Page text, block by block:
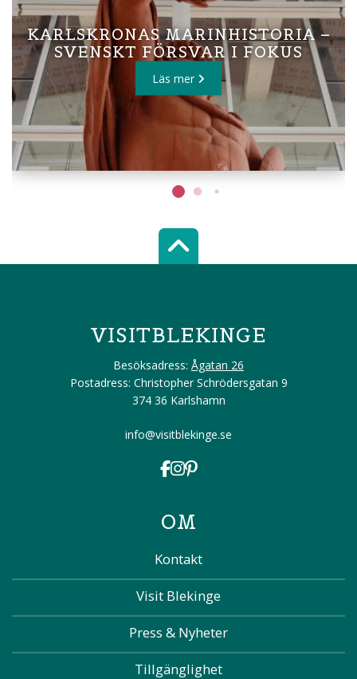
KARLSKRONAS MARINHISTORIA –
SVENSKT FÖRSVAR I FOKUS
Läs mer
Scroll top of
VISITBLEKINGE
Besöksadress: Ågatan 26
Postadress: Christopher Schrödersgatan 9
374 36 Karlshamn
info@visitblekinge.se
OM
Kontakt
Visit Blekinge
Press & Nyheter
Tillgänglighet